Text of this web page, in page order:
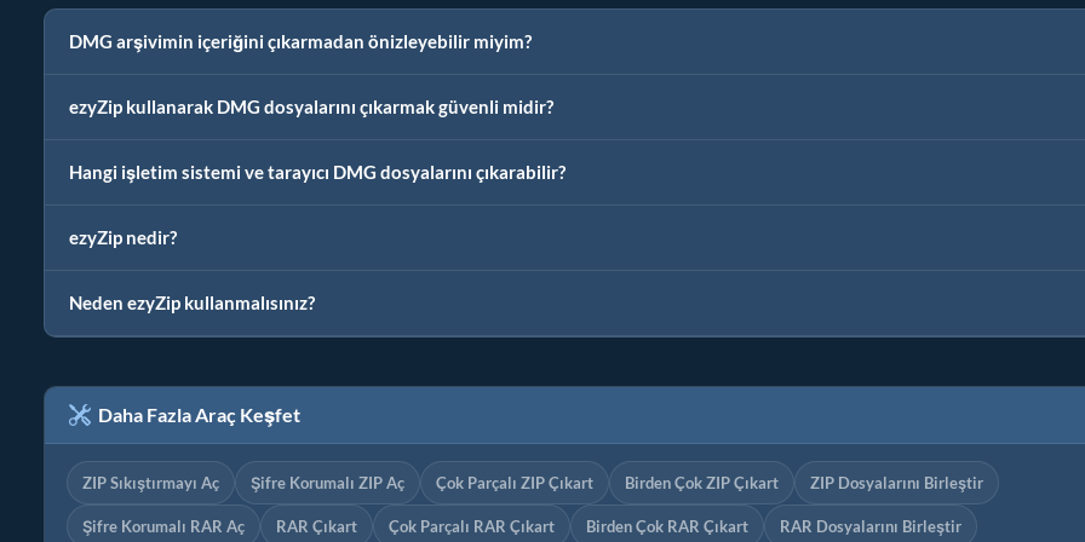
DMG arşivimin içeriğini çıkarmadan önizleyebilir miyim?
ezyZip kullanarak DMG dosyalarını çıkarmak güvenli midir?
Hangi işletim sistemi ve tarayıcı DMG dosyalarını çıkarabilir?
ezyZip nedir?
Neden ezyZip kullanmalısınız?
Daha Fazla Araç Keşfet
ZIP Sıkıştırmayı Aç Şifre Korumalı ZIP Aç Çok Parçalı ZIP Çıkart Birden Çok ZIP Çıkart ZIP Dosyalarını Birleştir
Şifre Korumalı RAR Aç RAR Çıkart Çok Parçalı RAR Çıkart Birden Çok RAR Çıkart RAR Dosyalarını Birleştir